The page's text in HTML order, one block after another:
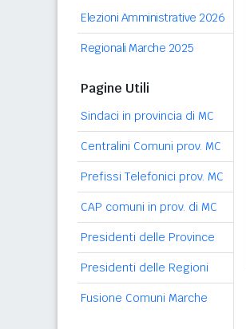
Elezioni Amministrative 2026
Regionali Marche 2025
Pagine Utili
Sindaci in provincia di MC
Centralini Comuni prov. MC
Prefissi Telefonici prov. MC
CAP comuni in prov. di MC
Presidenti delle Province
Presidenti delle Regioni
Fusione Comuni Marche